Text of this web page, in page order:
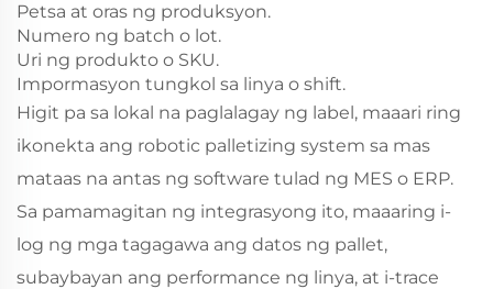
Petsa at oras ng produksyon.
Numero ng batch o lot.
Uri ng produkto o SKU.
Impormasyon tungkol sa linya o shift.
Higit pa sa lokal na paglalagay ng label, maaari ring
ikonekta ang robotic palletizing system sa mas
mataas na antas ng software tulad ng MES o ERP.
Sa pamamagitan ng integrasyong ito, maaaring i-
log ng mga tagagawa ang datos ng pallet,
subaybayan ang performance ng linya, at i-trace